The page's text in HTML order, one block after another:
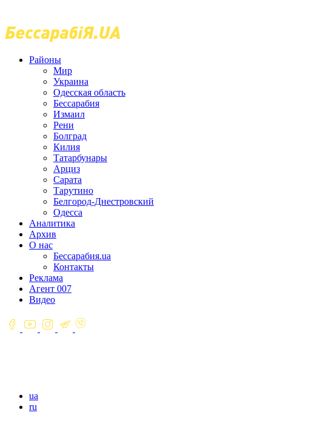
Районы
Мир
Украина
Одесская область
Бессарабия
Измаил
Рени
Болград
Килия
Татарбунары
Арциз
Сарата
Тарутино
Белгород-Днестровский
Одесса
Аналитика
Архив
О нас
Бессарабия.ua
Контакты
Реклама
Агент 007
Видео
ua
ru